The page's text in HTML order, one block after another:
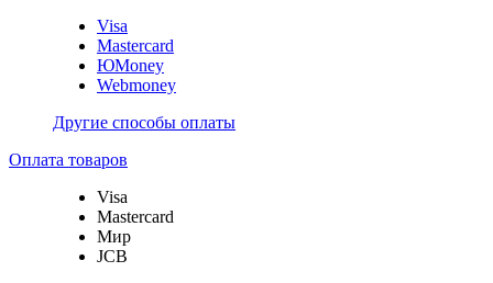
Visa
Mastercard
ЮMoney
Webmoney
Другие способы оплаты
Оплата товаров
Visa
Mastercard
Мир
JCB